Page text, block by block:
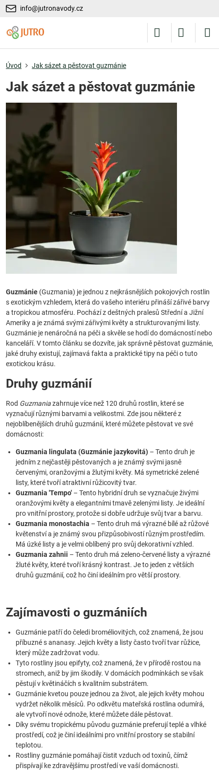
info@jutronavody.cz
Úvod Jak sázet a pěstovat guzmánie
Jak sázet a pěstovat guzmánie
Guzmánie (Guzmania) je jednou z nejkrásnějších pokojových rostlin
s exotickým vzhledem, která do vašeho interiéru přináší zářivé barvy
a tropickou atmosféru. Pochází z deštných pralesů Střední a Jižní
Ameriky a je známá svými zářivými květy a strukturovanými listy.
Guzmánie je nenáročná na péči a skvěle se hodí do domácností nebo
kanceláří. V tomto článku se dozvíte, jak správně pěstovat guzmánie,
jaké druhy existují, zajímavá fakta a praktické tipy na péči o tuto
exotickou krásu.
Druhy guzmánií
Rod Guzmaniazahrnuje více než 120 druhů rostlin, které se
vyznačují různými barvami a velikostmi. Zde jsou některé z
nejoblíbenějších druhů guzmánií, které můžete pěstovat ve své
domácnosti:
Guzmania lingulata (Guzmánie jazykovitá) – Tento druh je
jedním z nejčastěji pěstovaných a je známý svými jasně
červenými, oranžovými a žlutými květy. Má symetrické zelené
listy, které tvoří atraktivní růžicovitý tvar.
Guzmania 'Tempo' – Tento hybridní druh se vyznačuje živými
oranžovými květy a elegantními tmavě zelenými listy. Je ideální
pro vnitřní prostory, protože si dobře udržuje svůj tvar a barvu.
Guzmania monostachia – Tento druh má výrazné bílé až růžové
květenství a je známý svou přizpůsobivostí různým prostředím.
Má úzké listy a je velmi oblíbený pro svůj dekorativní vzhled.
Guzmania zahnii – Tento druh má zeleno-červené listy a výrazné
žluté květy, které tvoří krásný kontrast. Je to jeden z větších
druhů guzmánií, což ho činí ideálním pro větší prostory.
Zajímavosti o guzmániích
Guzmánie patří do čeledi broméliovitých, což znamená, že jsou
příbuzné s ananasy. Jejich květy a listy často tvoří tvar růžice,
který může zadržovat vodu.
Tyto rostliny jsou epifyty, což znamená, že v přírodě rostou na
stromech, aniž by jim škodily. V domácích podmínkách se však
pěstují v květináčích s kvalitním substrátem.
Guzmánie kvetou pouze jednou za život, ale jejich květy mohou
vydržet několik měsíců. Po odkvětu mateřská rostlina odumírá,
ale vytvoří nové odnože, které můžete dále pěstovat.
Díky svému tropickému původu guzmánie preferují teplé a vlhké
prostředí, což je činí ideálními pro vnitřní prostory se stabilní
teplotou.
Rostliny guzmánie pomáhají čistit vzduch od toxinů, čímž
přispívají ke zdravějšímu prostředí ve vaší domácnosti.